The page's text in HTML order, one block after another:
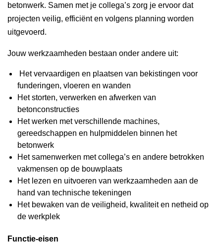
betonwerk. Samen met je collega’s zorg je ervoor dat
projecten veilig, efficiënt en volgens planning worden
uitgevoerd.
Jouw werkzaamheden bestaan onder andere uit:
Het vervaardigen en plaatsen van bekistingen voor
funderingen, vloeren en wanden
Het storten, verwerken en afwerken van
betonconstructies
Het werken met verschillende machines,
gereedschappen en hulpmiddelen binnen het
betonwerk
Het samenwerken met collega’s en andere betrokken
vakmensen op de bouwplaats
Het lezen en uitvoeren van werkzaamheden aan de
hand van technische tekeningen
Het bewaken van de veiligheid, kwaliteit en netheid op
de werkplek
Functie-eisen